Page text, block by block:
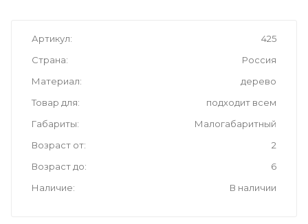
Артикул
425
Страна
Россия
Материал
дерево
Товар для
подходит всем
Габариты
Малогабаритный
Возраст от
2
Возраст до
6
Наличие
В наличии